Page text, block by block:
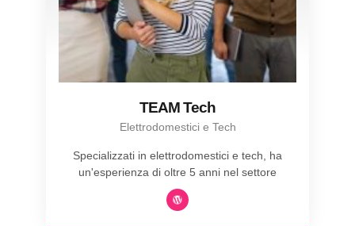
TEAM Tech
Elettrodomestici e Tech
Specializzati in elettrodomestici e tech, ha
un'esperienza di oltre 5 anni nel settore